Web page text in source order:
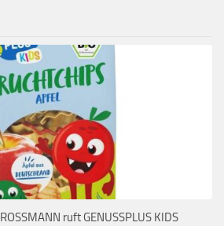
ruft GENUSSPLUS KIDS